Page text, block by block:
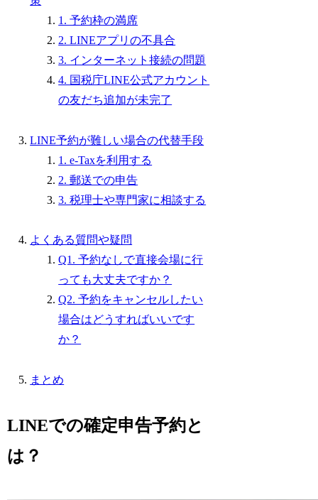
1. 予約枠の満席
2. LINEアプリの不具合
3. インターネット接続の問題
4. 国税庁LINE公式アカウント
の友だち追加が未完了
LINE予約が難しい場合の代替手段
1. e-Taxを利用する
2. 郵送での申告
3. 税理士や専門家に相談する
よくある質問や疑問
Q1. 予約なしで直接会場に行
っても大丈夫ですか？
Q2. 予約をキャンセルしたい
場合はどうすればいいです
か？
まとめ
LINEでの確定申告予約と
は？